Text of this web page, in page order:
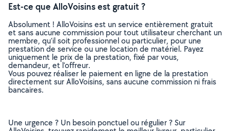
Est-ce que AlloVoisins est gratuit ?
Absolument ! AlloVoisins est un service entièrement gratuit
et sans aucune commission pour tout utilisateur cherchant un
membre, qu’il soit professionnel ou particulier, pour une
prestation de service ou une location de matériel. Payez
uniquement le prix de la prestation, fixé par vous,
demandeur, et l’offreur.
Vous pouvez réaliser le paiement en ligne de la prestation
directement sur AlloVoisins, sans aucune commission ni frais
bancaires.
Une urgence ? Un besoin ponctuel ou régulier ? Sur